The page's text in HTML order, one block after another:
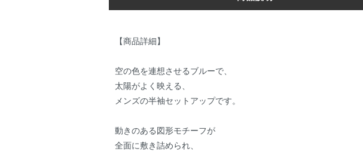
【商品詳細】
空の色を連想させるブルーで、
太陽がよく映える、
メンズの半袖セットアップです。
動きのある図形モチーフが
全面に敷き詰められ、